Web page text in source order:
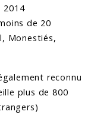
2014
de 20
Monestiés,
reconnu
plus de 800